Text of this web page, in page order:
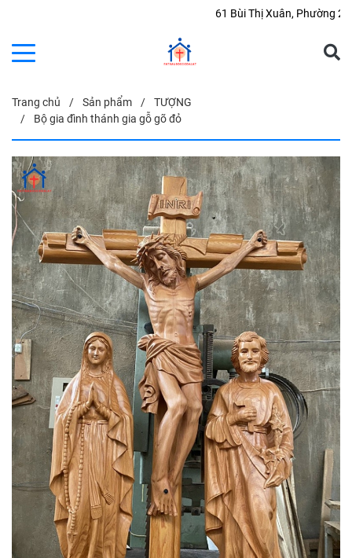
61 Bùi Thị Xuân, Phường 2, Tp. Đà Lạt, Lâm Đồng
Trang chủ Sản phẩm
TƯỢNG
Bộ gia đình thánh gia gỗ gõ đỏ